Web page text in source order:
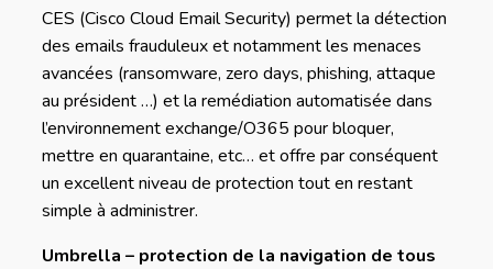
CES (Cisco Cloud Email Security) permet la détection
des emails frauduleux et notamment les menaces
avancées (ransomware, zero days, phishing, attaque
au président …) et la remédiation automatisée dans
l’environnement exchange/O365 pour bloquer,
mettre en quarantaine, etc… et offre par conséquent
un excellent niveau de protection tout en restant
simple à administrer.
Umbrella – protection de la navigation de tous